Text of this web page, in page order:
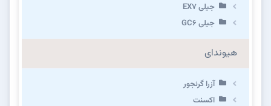
جیلی EX7
جیلی GC6
هیوندای
آزرا گرنجور
اکسنت